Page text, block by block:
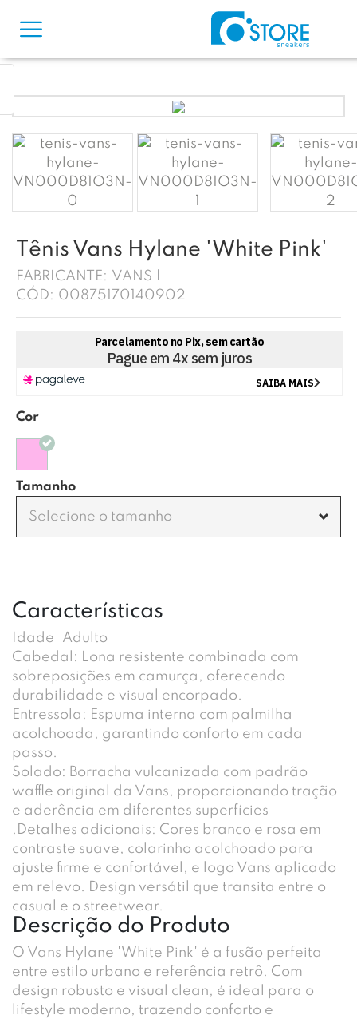
Tênis Vans Hylane 'White Pink'
FABRICANTE: VANS
CÓD: 00875170140902
Cor
Tamanho
Selecione o tamanho
Características
Idade
Adulto
Cabedal: Lona resistente combinada com
sobreposições em camurça, oferecendo
durabilidade e visual encorpado.
Entressola: Espuma interna com palmilha
acolchoada, garantindo conforto em cada
passo.
Solado: Borracha vulcanizada com padrão
waffle original da Vans, proporcionando tração
e aderência em diferentes superfícies
.Detalhes adicionais: Cores branco e rosa em
contraste suave, colarinho acolchoado para
ajuste firme e confortável, e logo Vans aplicado
em relevo. Design versátil que transita entre o
casual e o streetwear.
Descrição do Produto
O Vans Hylane 'White Pink' é a fusão perfeita
entre estilo urbano e referência retrô. Com
design robusto e visual clean, é ideal para o
lifestyle moderno, trazendo conforto e